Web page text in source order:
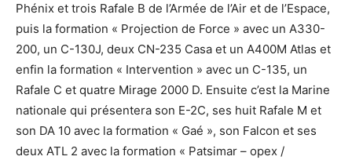
Phénix et trois Rafale B de l’Armée de l’Air et de l’Espace,
puis la formation « Projection de Force » avec un A330-
200, un C-130J, deux CN-235 Casa et un A400M Atlas et
enfin la formation « Intervention » avec un C-135, un
Rafale C et quatre Mirage 2000 D. Ensuite c’est la Marine
nationale qui présentera son E-2C, ses huit Rafale M et
son DA 10 avec la formation « Gaé », son Falcon et ses
deux ATL 2 avec la formation « Patsimar – opex /